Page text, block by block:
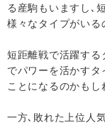
る産駒もいますし､
様々なタイプがいる
短距離戦で活躍する
でパワーを活かすタ
ことになるのかもし
一方､敗れた上位人